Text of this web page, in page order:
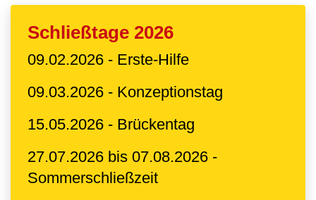
Schließtage 2026
09.02.2026 - Erste-Hilfe
09.03.2026 - Konzeptionstag
15.05.2026 - Brückentag
27.07.2026 bis 07.08.2026 -
Sommerschließzeit